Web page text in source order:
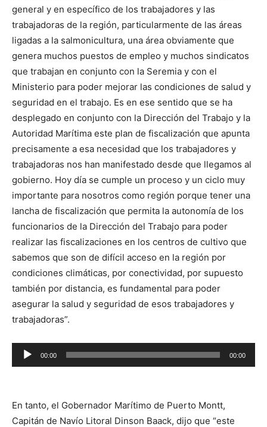
general y en específico de los trabajadores y las
trabajadoras de la región, particularmente de las áreas
ligadas a la salmonicultura, una área obviamente que
genera muchos puestos de empleo y muchos sindicatos
que trabajan en conjunto con la Seremia y con el
Ministerio para poder mejorar las condiciones de salud y
seguridad en el trabajo. Es en ese sentido que se ha
desplegado en conjunto con la Dirección del Trabajo y la
Autoridad Marítima este plan de fiscalización que apunta
precisamente a esa necesidad que los trabajadores y
trabajadoras nos han manifestado desde que llegamos al
gobierno. Hoy día se cumple un proceso y un ciclo muy
importante para nosotros como región porque tener una
lancha de fiscalización que permita la autonomía de los
funcionarios de la Dirección del Trabajo para poder
realizar las fiscalizaciones en los centros de cultivo que
sabemos que son de difícil acceso en la región por
condiciones climáticas, por conectividad, por supuesto
también por distancia, es fundamental para poder
asegurar la salud y seguridad de esos trabajadores y
trabajadoras”.
Reproductor
de
00:00 00:00
En tanto, el Gobernador Marítimo de Puerto Montt,
Capitán de Navío Litoral Dinson Baack, dijo que “este